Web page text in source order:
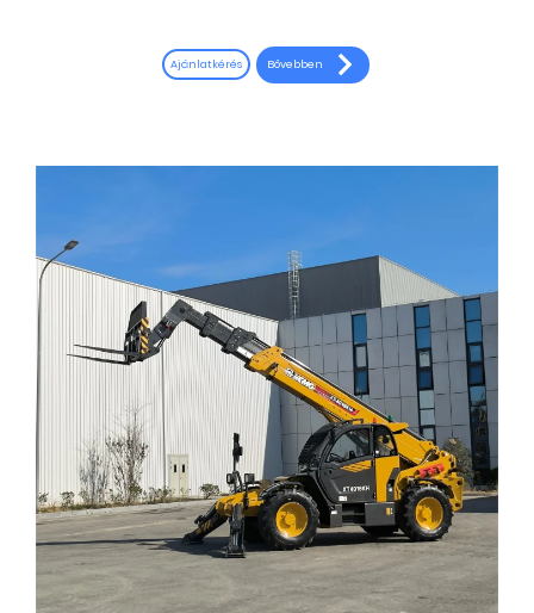
Ajánlatkérés Bővebben